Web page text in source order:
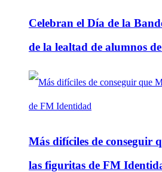
Celebran el Día de la
de la lealtad de alumnos
Más difíciles de conseguir
las figuritas de FM